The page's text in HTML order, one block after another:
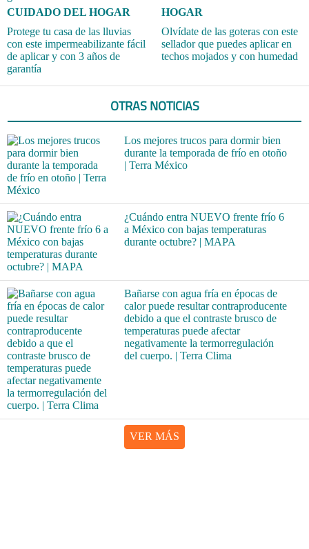
CUIDADO DEL HOGAR
Protege tu casa de las lluvias
con este impermeabilizante fácil
de aplicar y con 3 años de
garantía
HOGAR
Olvídate de las goteras con este
sellador que puedes aplicar en
techos mojados y con humedad
OTRAS NOTICIAS
Los mejores trucos para dormir bien
durante la temporada de frío en otoño
| Terra México
¿Cuándo entra NUEVO frente frío 6
a México con bajas temperaturas
durante octubre? | MAPA
Bañarse con agua fría en épocas de
calor puede resultar contraproducente
debido a que el contraste brusco de
temperaturas puede afectar
negativamente la termorregulación
del cuerpo. | Terra Clima
VER MÁS